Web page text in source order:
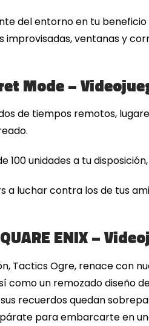
del entorno en tu
improvisadas, ventanas y
Mode –
de tiempos remotos,
100 unidades a tu
a luchar contra los de tus
ENIX –
Tactics Ogre, renace con
como un remozado diseño
recuerdos quedan
para embarcarte en